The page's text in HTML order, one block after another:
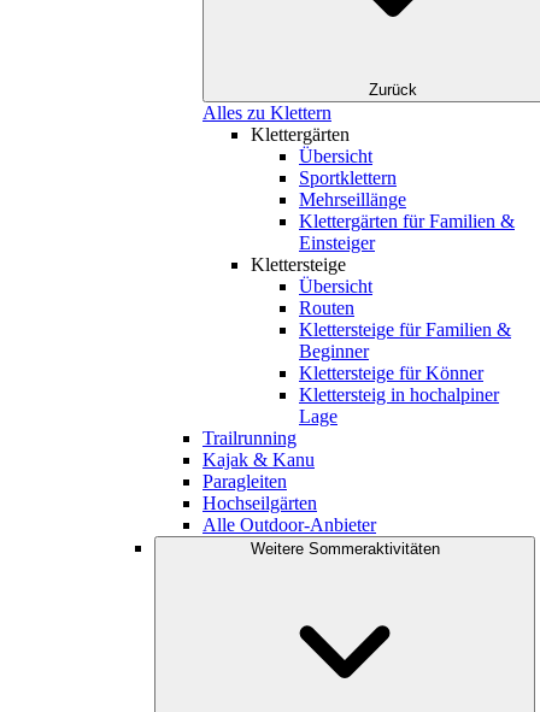
Zurück
Alles zu Klettern
Klettergärten
Übersicht
Sportklettern
Mehrseillänge
Klettergärten für Familien &
Einsteiger
Klettersteige
Übersicht
Routen
Klettersteige für Familien &
Beginner
Klettersteige für Könner
Klettersteig in hochalpiner
Lage
Trailrunning
Kajak & Kanu
Paragleiten
Hochseilgärten
Alle Outdoor-Anbieter
Weitere Sommeraktivitäten